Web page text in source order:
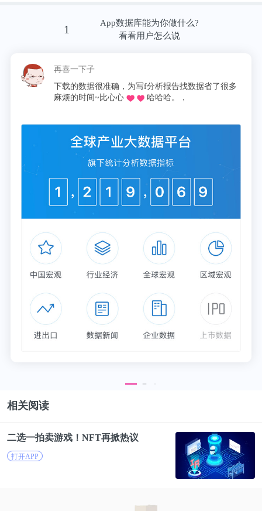
行性疾病中往往会出现神经元中异染色质松弛，阿尔
兹海默症患者大脑中神经元会出现G-四链体结构的累
该研究发现了BMI1基因的新功能：防止大脑神经元
尔兹海默症和抑制大脑衰老的作用。
到目前为止，阿尔兹海默症仍然无法治愈，因此，该
领域的任何进展，都能够为广大患者及其家人带来希
识，让我们朝着深入了解阿尔兹海默症再进一步。
论文链接：
https://www.nature.com/articles/s41467-021-22129-9
1
App数据库能为你做什么?
看看用户怎么说
再喜一下子
下载的数据很准确，为写f分析报告找数据省了很多
麻烦的时间~比心心
哈哈哈。，
相关阅读
二选一拍卖游戏 ！ NFT再掀热议
打开APP